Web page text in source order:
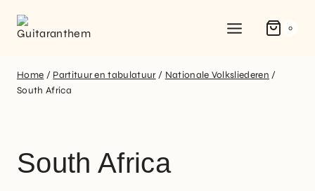
0
Home / Partituur en tabulatuur / Nationale Volksliederen /
South Africa
South Africa